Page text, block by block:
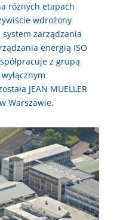
różnych etapach
wdrożony
system zarządzania
energią ISO
z grupą
JEAN MUELLER
Warszawie.